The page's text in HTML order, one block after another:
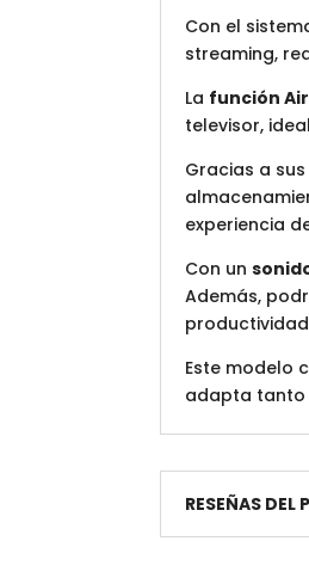
Con el
streaming,
La función
televisor,
Gracias a sus
experiencia
Con un
Además,
Este modelo
adapta tanto
RESEÑAS DEL